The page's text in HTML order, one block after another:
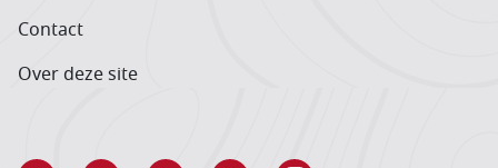
Contact
Over deze site